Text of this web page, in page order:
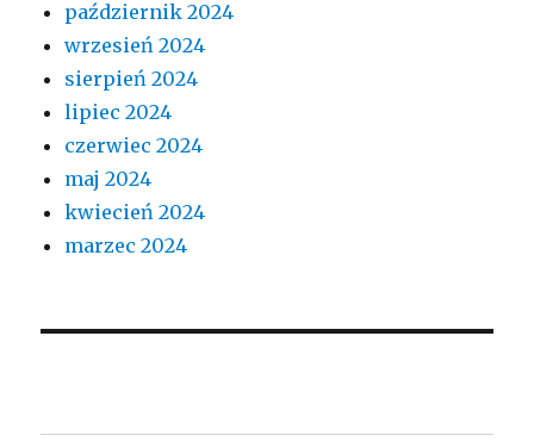
październik 2024
wrzesień 2024
sierpień 2024
lipiec 2024
czerwiec 2024
maj 2024
kwiecień 2024
marzec 2024